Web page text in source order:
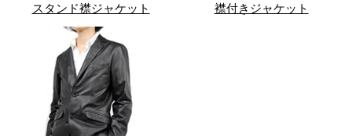
スタンド襟ジャケット 襟付きジャケット